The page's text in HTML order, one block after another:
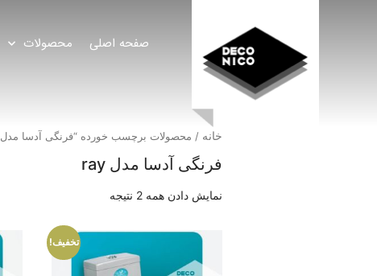
صفحه اصلی محصولات
خانه / محصولات برچسب خورده “فرنگی آدسا مدل ray”
فرنگی آدسا مدل ray
نمایش دادن همه 2 نتیجه
تخفیف!